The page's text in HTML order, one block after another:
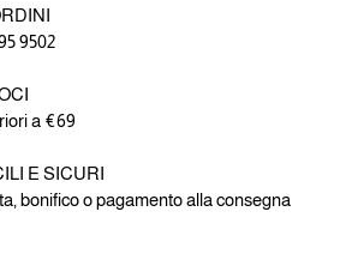
9502
a €69
E SICURI
bonifico o pagamento alla consegna